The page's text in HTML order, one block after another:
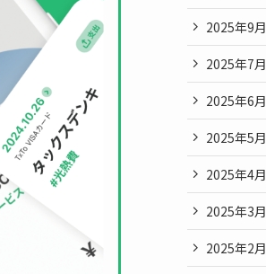
2025年9月
2025年7月
2025年6月
2025年5月
2025年4月
2025年3月
2025年2月